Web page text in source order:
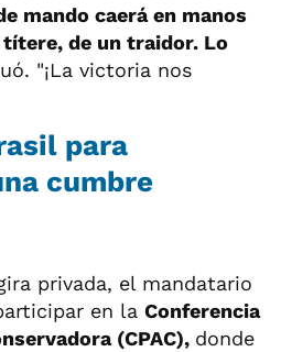
mando caerá en manos
de un traidor. Lo
"¡La victoria nos
para
cumbre
privada, el mandatario
en la Conferencia
(CPAC), donde